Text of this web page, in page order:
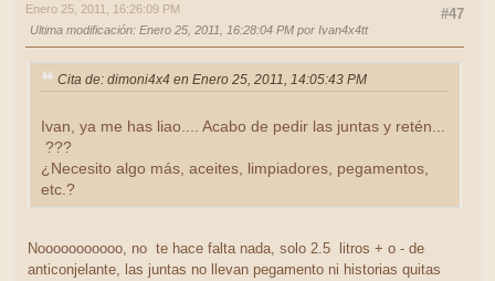
#47
Enero 25, 2011, 16:26:09 PM
Ultima modificación: Enero 25, 2011, 16:28:04 PM por Ivan4x4tt
Cita de: dimoni4x4 en Enero 25, 2011, 14:05:43 PM
Ivan, ya me has liao.... Acabo de pedir las juntas y retén...
???
¿Necesito algo más, aceites, limpiadores, pegamentos,
etc.?
Nooooooooooo, no te hace falta nada, solo 2.5 litros + o - de
anticonjelante, las juntas no llevan pegamento ni historias quitas